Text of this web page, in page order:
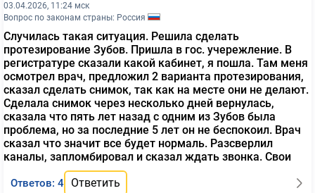
03.04.2026, 11:24 мск
Вопрос по законам страны: Россия
Случилась такая ситуация. Решила сделать
протезирование Зубов. Пришла в гос. учережление. В
регистратуре сказали какой кабинет, я пошла. Там меня
осмотрел врач, предложил 2 варианта протезирования,
сказал сделать снимок, так как на месте они не делают.
Сделала снимок через несколько дней вернулась,
сказала что пять лет назад с одним из Зубов была
проблема, но за последние 5 лет он не беспокоил. Врач
сказал что значит все будет нормаль. Разсверлил
каналы, запломбировал и сказал ждать звонка. Свои
Ответов: 4 Ответить